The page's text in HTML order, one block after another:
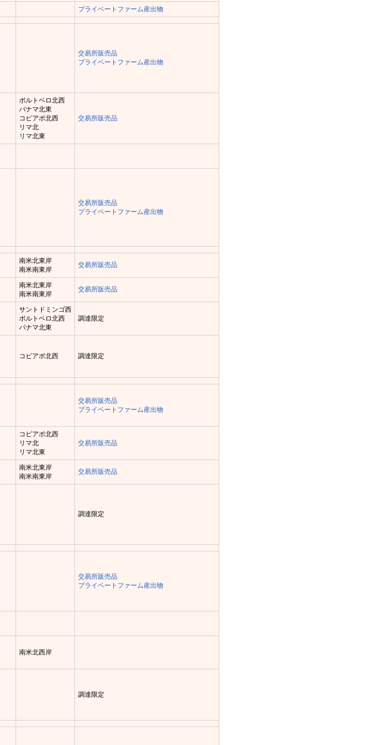
プライベートファーム産出物
交易所販売品
プライベートファーム産出物
ポルトベロ北西
パナマ北東
コピアポ北西
リマ北
リマ北東
交易所販売品
交易所販売品
プライベートファーム産出物
南米北東岸
南米南東岸
交易所販売品
南米北東岸
南米南東岸
交易所販売品
サントドミンゴ西
ポルトベロ北西
パナマ北東
調達限定
コピアポ北西 調達限定
交易所販売品
プライベートファーム産出物
コピアポ北西
リマ北
リマ北東
交易所販売品
南米北東岸
南米南東岸
交易所販売品
調達限定
交易所販売品
プライベートファーム産出物
南米北西岸
調達限定